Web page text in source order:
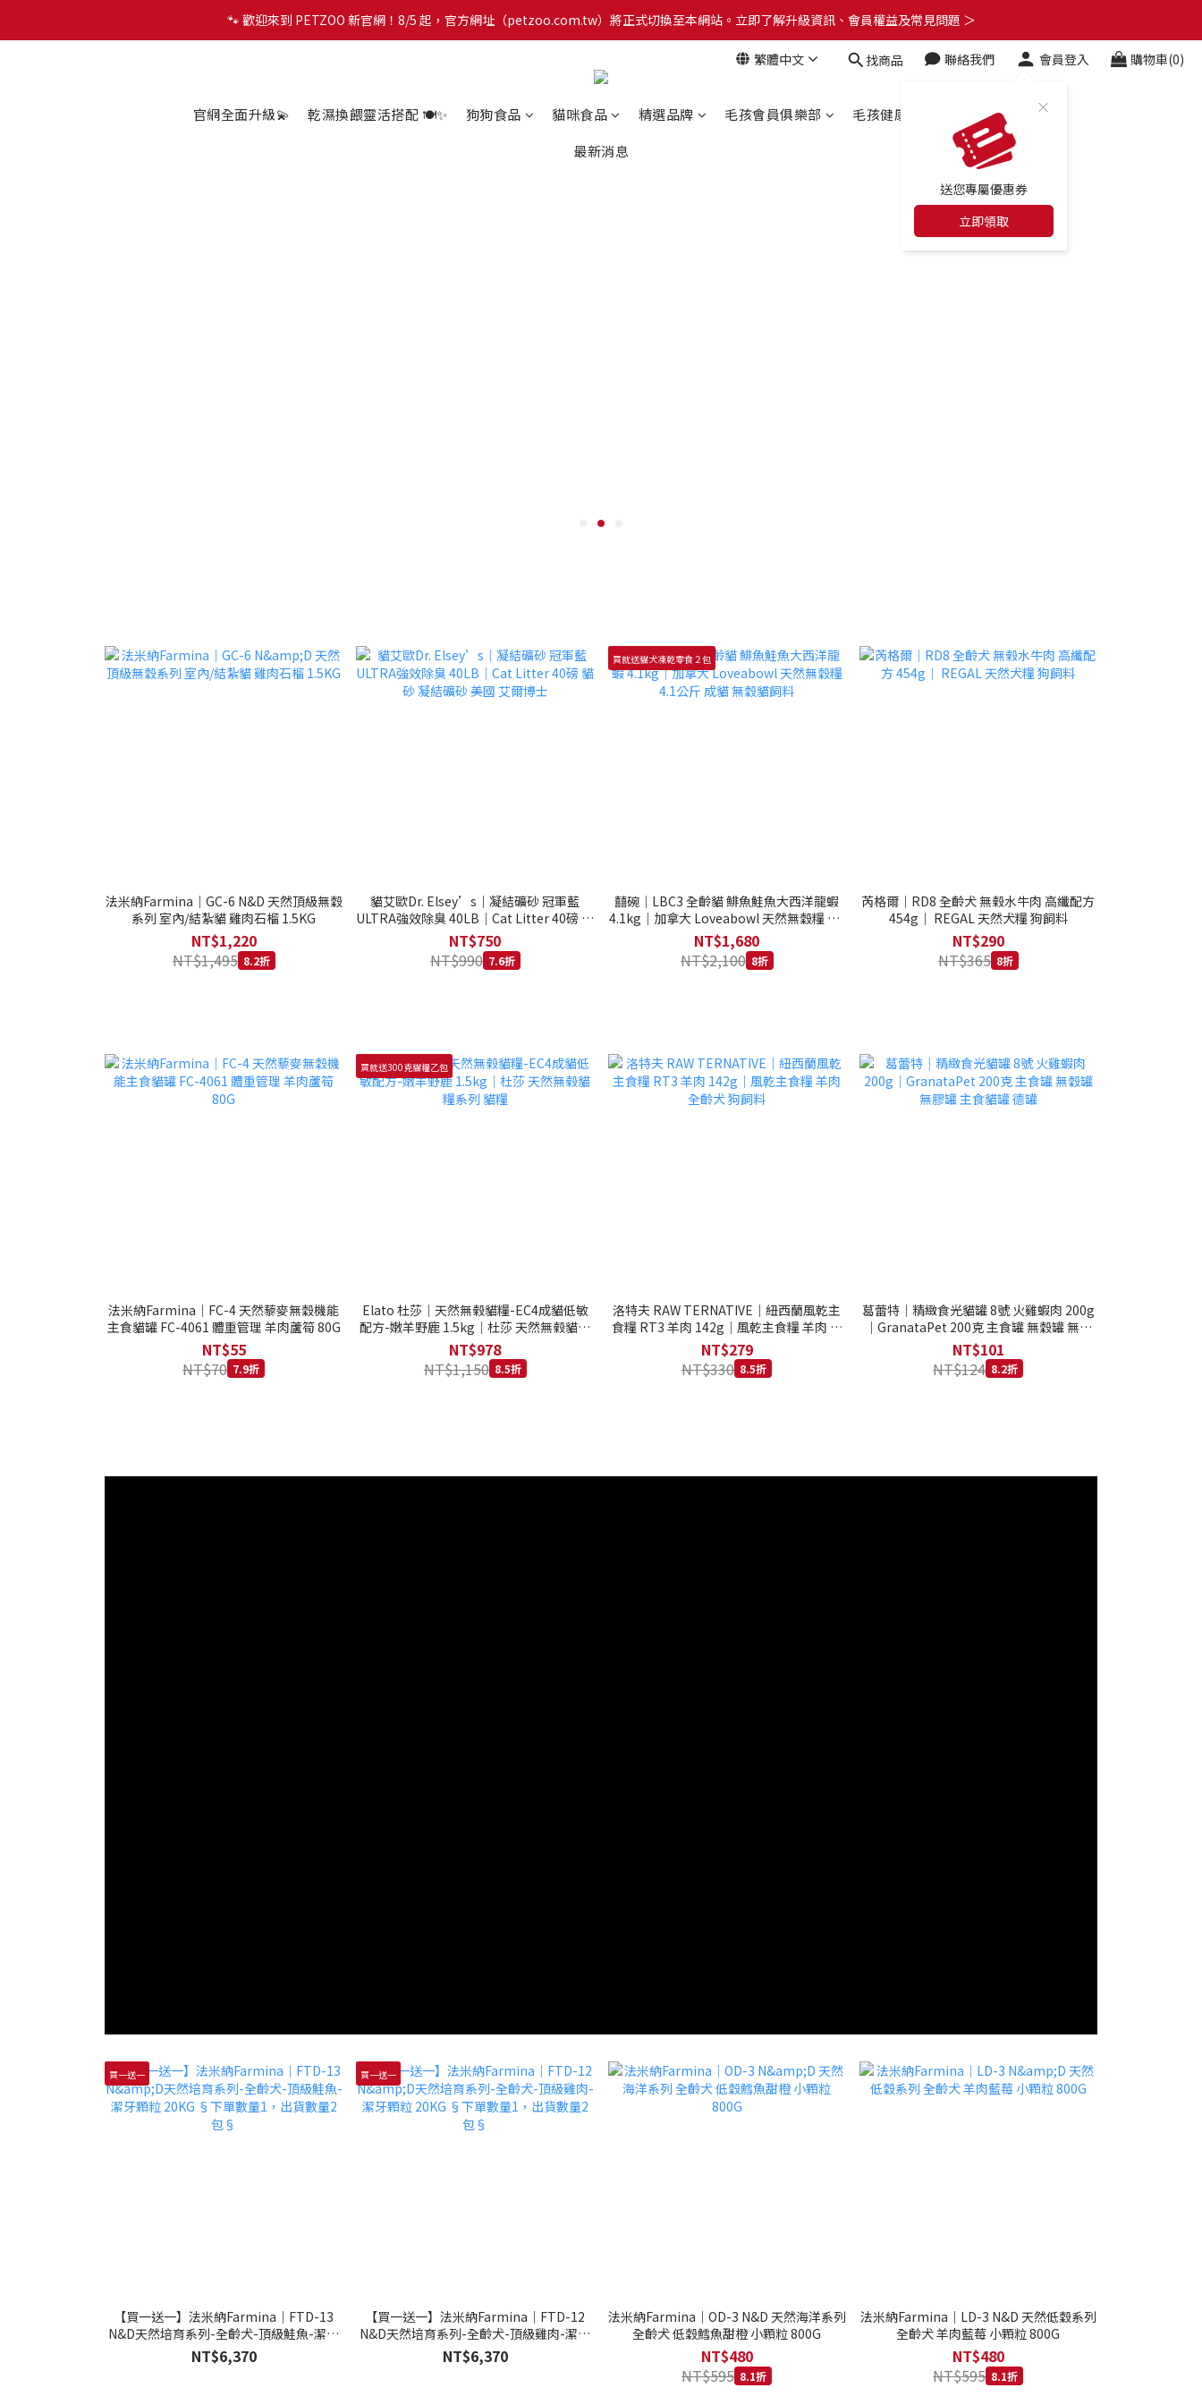
🐾 歡迎來到 PETZOO 新官網！8/5 起，官方網址（petzoo.com.tw）將正式切換至本網站。立即了解升級資訊、會員權益及常見問題 ＞
🐾 歡迎來到 PETZOO 新官網！8/5 起，官方網址（petzoo.com.tw）將正式切換至本網站。立即了解升級資訊、會員權益及常見問題 ＞
✨【新朋友見面禮】現在註冊即領 $100 購物金！全館滿 $1,500 享免運優惠 🎁
繁體中文 找商品 聯絡我們 會員登入
送您專屬優惠券
立即領取
購物車(0)
官網全面升級💫 乾濕換餵靈活搭配 🍽️✨ 狗狗食品 貓咪食品 精選品牌 毛孩會員俱樂部 毛孩健康百科
合作店家
最新消息
法米納Farmina｜GC-6 N&D 天然頂級無穀
系列 室內/結紮貓 雞肉石榴 1.5KG
NT$1,220
NT$1,495 8.2折
貓艾歐Dr. Elsey’s｜凝結礦砂 冠軍藍
ULTRA強效除臭 40LB｜Cat Litter 40磅 貓
砂 凝結礦砂 美國 艾爾博士
NT$750
NT$990 7.6折
買就送貓犬凍乾零食２包
囍碗｜LBC3 全齡貓 鯡魚鮭魚大西洋龍蝦
4.1kg｜加拿大 Loveabowl 天然無穀糧 4.1
公斤 成貓 無穀貓飼料
NT$1,680
NT$2,100 8折
芮格爾｜RD8 全齡犬 無榖水牛肉 高纖配方
454g｜ REGAL 天然犬糧 狗飼料
NT$290
NT$365 8折
法米納Farmina｜FC-4 天然藜麥無穀機能
主食貓罐 FC-4061 體重管理 羊肉蘆筍 80G
NT$55
NT$70 7.9折
買就送300克貓糧乙包
Elato 杜莎｜天然無榖貓糧-EC4成貓低敏
配方-嫩羊野鹿 1.5kg｜杜莎 天然無榖貓糧
系列 貓糧
NT$978
NT$1,150 8.5折
洛特夫 RAW TERNATIVE｜紐西蘭風乾主
食糧 RT3 羊肉 142g｜風乾主食糧 羊肉 全
齡犬 狗飼料
NT$279
NT$330 8.5折
葛蕾特｜精緻食光貓罐 8號 火雞蝦肉 200g
｜GranataPet 200克 主食罐 無穀罐 無膠
罐 主食貓罐 德罐
NT$101
NT$124 8.2折
買一送一
【買一送一】法米納Farmina｜FTD-13
N&D天然培育系列-全齡犬-頂級鮭魚-潔牙
顆粒 20KG §下單數量1，出貨數量2包§
NT$6,370
買一送一
【買一送一】法米納Farmina｜FTD-12
N&D天然培育系列-全齡犬-頂級雞肉-潔牙
顆粒 20KG §下單數量1，出貨數量2包§
NT$6,370
法米納Farmina｜OD-3 N&D 天然海洋系列
全齡犬 低穀鱈魚甜橙 小顆粒 800G
NT$480
NT$595 8.1折
法米納Farmina｜LD-3 N&D 天然低穀系列
全齡犬 羊肉藍莓 小顆粒 800G
NT$480
NT$595 8.1折